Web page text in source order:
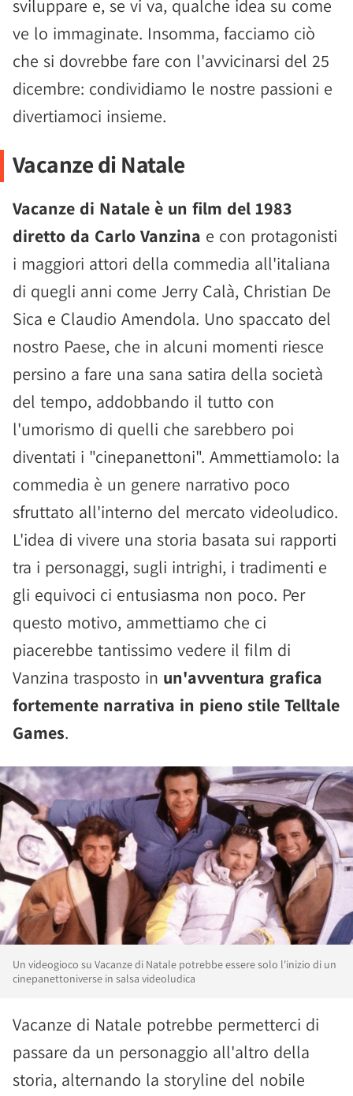
sviluppare e, se vi va, qualche idea su come
ve lo immaginate. Insomma, facciamo ciò
che si dovrebbe fare con l'avvicinarsi del 25
dicembre: condividiamo le nostre passioni e
divertiamoci insieme.
Vacanze di Natale
Vacanze di Natale è un film del 1983
diretto da Carlo Vanzina e con protagonisti
i maggiori attori della commedia all'italiana
di quegli anni come Jerry Calà, Christian De
Sica e Claudio Amendola. Uno spaccato del
nostro Paese, che in alcuni momenti riesce
persino a fare una sana satira della società
del tempo, addobbando il tutto con
l'umorismo di quelli che sarebbero poi
diventati i "cinepanettoni". Ammettiamolo: la
commedia è un genere narrativo poco
sfruttato all'interno del mercato videoludico.
L'idea di vivere una storia basata sui rapporti
tra i personaggi, sugli intrighi, i tradimenti e
gli equivoci ci entusiasma non poco. Per
questo motivo, ammettiamo che ci
piacerebbe tantissimo vedere il film di
Vanzina trasposto in un'avventura grafica
fortemente narrativa in pieno stile Telltale
Games.
Un videogioco su Vacanze di Natale potrebbe essere solo l'inizio di un
cinepanettoniverse in salsa videoludica
Vacanze di Natale potrebbe permetterci di
passare da un personaggio all'altro della
storia, alternando la storyline del nobile